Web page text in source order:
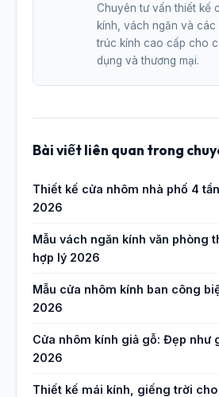
Chuyên tư vấn thiết kế
kính, vách ngăn và các
trúc kính cao cấp cho
dụng và thương mại.
Bài viết liên quan trong
Thiết kế cửa nhôm nhà phố 4
2026
Mẫu vách ngăn kính văn phòng
hợp lý 2026
Mẫu cửa nhôm kính ban công
2026
Cửa nhôm kính giả gỗ: Đẹp như
2026
Thiết kế mái kính, giếng trời